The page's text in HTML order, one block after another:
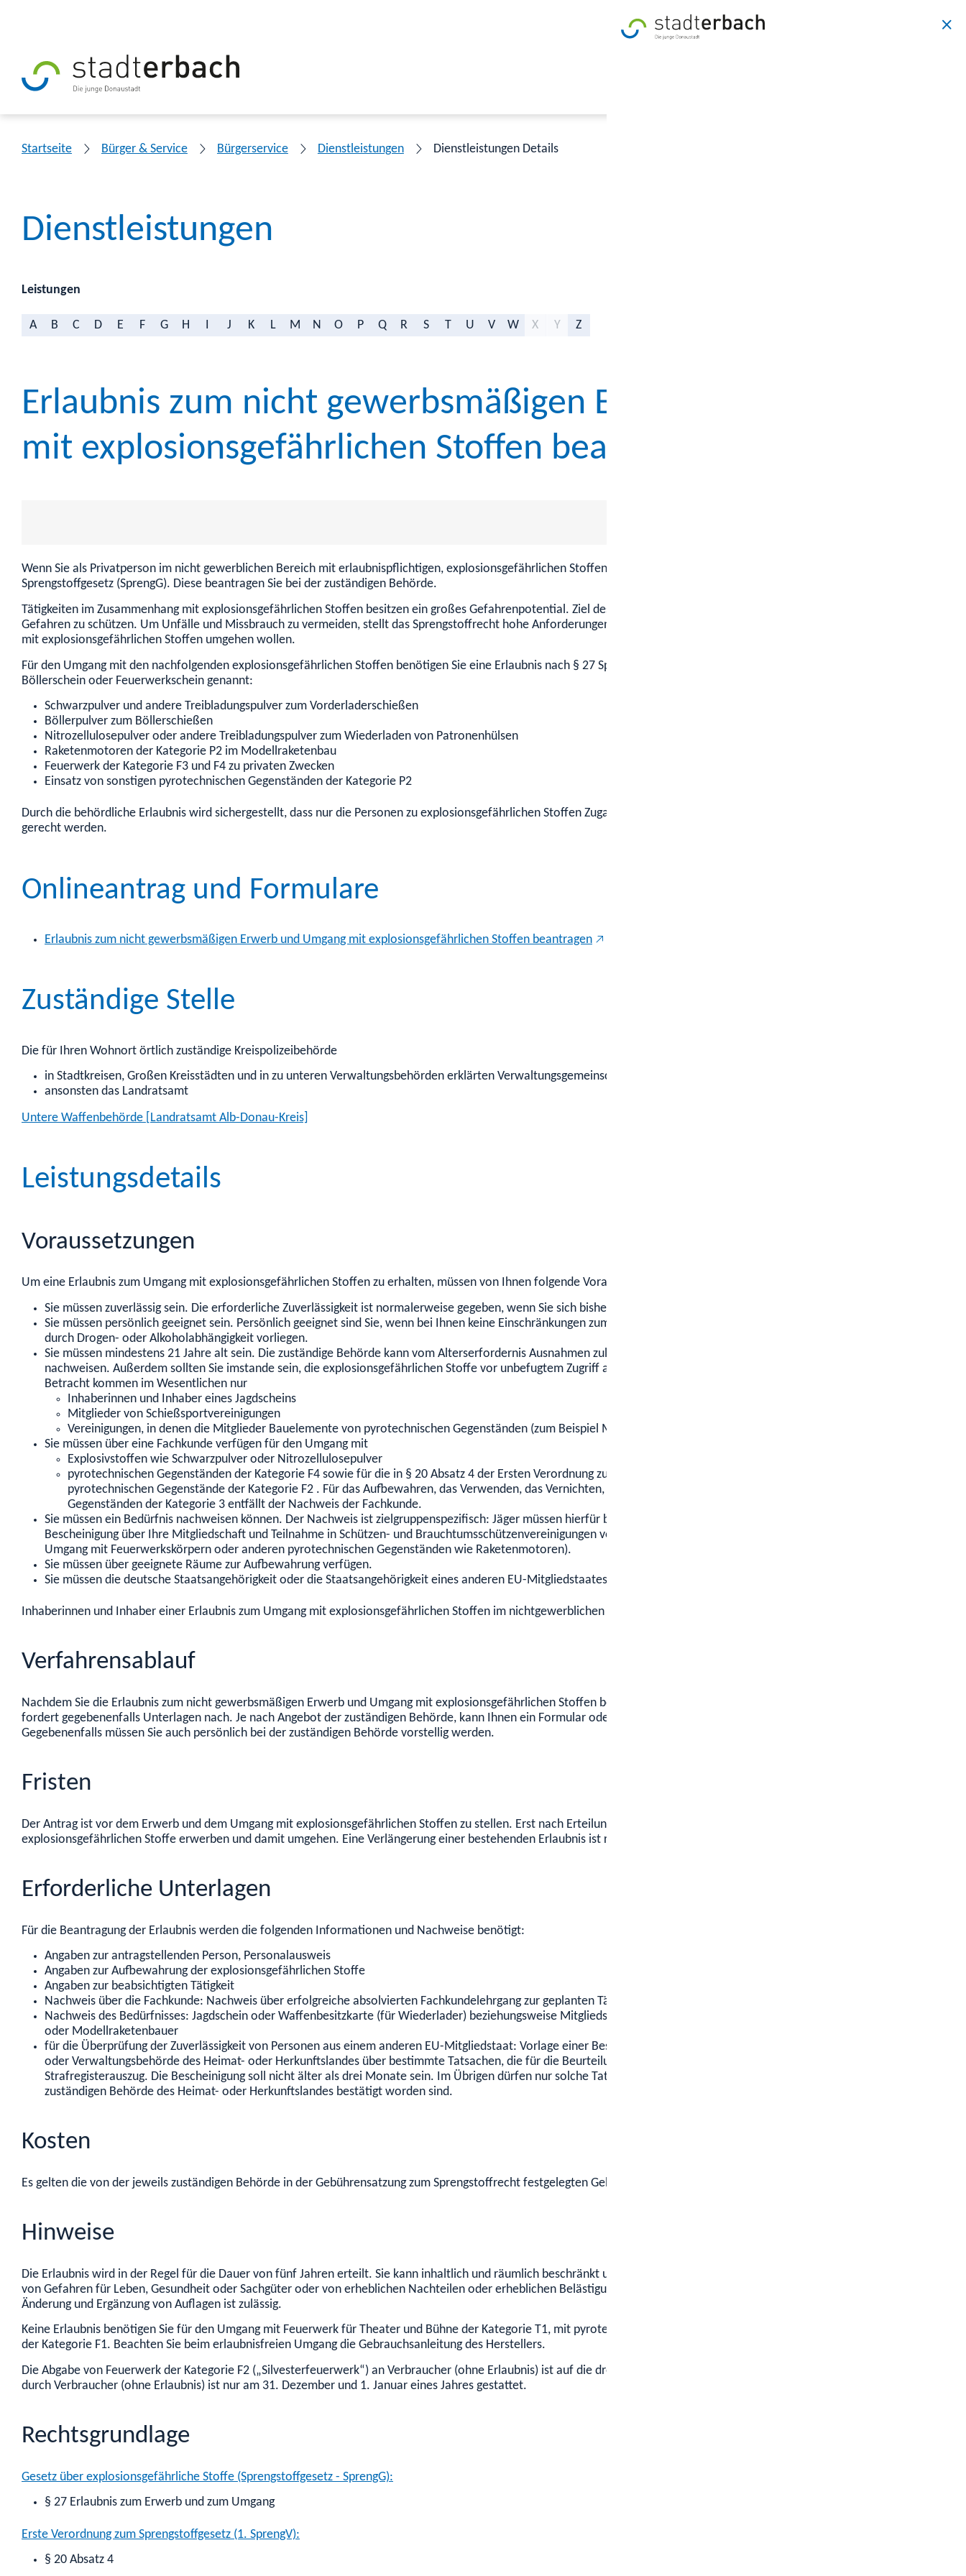
Startseite Bürger & Service Bürgerservice Dienstleistungen Dienstleistungen Details
Dienstleistungen
Leistungen
A B C D E F G H J K L M N O P Q R S T U V W X Y Z
Erlaubnis zum nicht gewerbsmäßigen Erwerb und Umgang
mit explosionsgefährlichen Stoffen beantragen
Wenn Sie als Privatperson im nicht gewerblichen Bereich mit erlaubnispflichtigen, explosionsgefährlichen Stoffen umgehen möchten, benötigen Sie eine Erlaubnis nach dem
Sprengstoffgesetz (SprengG). Diese beantragen Sie bei der zuständigen Behörde.
Tätigkeiten im Zusammenhang mit explosionsgefährlichen Stoffen besitzen ein großes Gefahrenpotential. Ziel des Sprengstoffgesetzes ist es, Menschen und Sachen vor diesen
Gefahren zu schützen. Um Unfälle und Missbrauch zu vermeiden, stellt das Sprengstoffrecht hohe Anforderungen an Eignung, Zuverlässigkeit und Fachkunde der Personen, die
mit explosionsgefährlichen Stoffen umgehen wollen.
Für den Umgang mit den nachfolgenden explosionsgefährlichen Stoffen benötigen Sie eine Erlaubnis nach § 27 SprengG . Sie wird umgangssprachlich auch Pulverschein,
Böllerschein oder Feuerwerkschein genannt:
Schwarzpulver und andere Treibladungspulver zum Vorderladerschießen
Böllerpulver zum Böllerschießen
Nitrozellulosepulver oder andere Treibladungspulver zum Wiederladen von Patronenhülsen
Raketenmotoren der Kategorie P2 im Modellraketenbau
Feuerwerk der Kategorie F3 und F4 zu privaten Zwecken
Einsatz von sonstigen pyrotechnischen Gegenständen der Kategorie P2
Durch die behördliche Erlaubnis wird sichergestellt, dass nur die Personen zu explosionsgefährlichen Stoffen Zugang erhalten, die den Anforderungen an einen sicheren Umgang
gerecht werden.
Onlineantrag und Formulare
Erlaubnis zum nicht gewerbsmäßigen Erwerb und Umgang mit explosionsgefährlichen Stoffen beantragen
Zuständige Stelle
Die für Ihren Wohnort örtlich zuständige Kreispolizeibehörde
in Stadtkreisen, Großen Kreisstädten und in zu unteren Verwaltungsbehörden erklärten Verwaltungsgemeinschaften: die Stadtverwaltung
ansonsten das Landratsamt
Untere Waffenbehörde [Landratsamt Alb-Donau-Kreis]
Leistungsdetails
Voraussetzungen
Um eine Erlaubnis zum Umgang mit explosionsgefährlichen Stoffen zu erhalten, müssen von Ihnen folgende Voraussetzungen erfüllt sein:
Sie müssen zuverlässig sein. Die erforderliche Zuverlässigkeit ist normalerweise gegeben, wenn Sie sich bisher gesetzestreu verhalten haben und nicht vorbestraft sind.
Sie müssen persönlich geeignet sein. Persönlich geeignet sind Sie, wenn bei Ihnen keine Einschränkungen zum Beispiel in der psychischen- und körperlichen Gesundheit oder
durch Drogen- oder Alkoholabhängigkeit vorliegen.
Sie müssen mindestens 21 Jahre alt sein. Die zuständige Behörde kann vom Alterserfordernis Ausnahmen zulassen. Hierfür müssen Sie die erforderliche Besonnenheit
nachweisen. Außerdem sollten Sie imstande sein, die explosionsgefährlichen Stoffe vor unbefugtem Zugriff auch durch Angehörige im eigenen Haushalt zu sichern. In
Betracht kommen im Wesentlichen nur
Inhaberinnen und Inhaber eines Jagdscheins
Mitglieder von Schießsportvereinigungen
Vereinigungen, in denen die Mitglieder Bauelemente von pyrotechnischen Gegenständen (zum Beispiel Modellraketen) zusammensetzen oder bearbeiten
Sie müssen über eine Fachkunde verfügen für den Umgang mit
Explosivstoffen wie Schwarzpulver oder Nitrozellulosepulver
pyrotechnischen Gegenständen der Kategorie F4 sowie für die in § 20 Absatz 4 der Ersten Verordnung zum Sprengstoffgesetz (1. SprengV) explizit aufgelisteten
pyrotechnischen Gegenstände der Kategorie F2 . Für das Aufbewahren, das Verwenden, das Vernichten, den Erwerb oder das Verbringen von pyrotechnischen
Gegenständen der Kategorie 3 entfällt der Nachweis der Fachkunde.
Sie müssen ein Bedürfnis nachweisen können. Der Nachweis ist zielgruppenspezifisch: Jäger müssen hierfür beispielsweise Ihren Jagdschein, Sport- und Böllerschützen eine
Bescheinigung über Ihre Mitgliedschaft und Teilnahme in Schützen- und Brauchtumsschützenvereinigungen vorlegen.(Der Bedürfnisnachweis entfällt bei der Erlaubnis zum
Umgang mit Feuerwerkskörpern oder anderen pyrotechnischen Gegenständen wie Raketenmotoren).
Sie müssen über geeignete Räume zur Aufbewahrung verfügen.
Sie müssen die deutsche Staatsangehörigkeit oder die Staatsangehörigkeit eines anderen EU-Mitgliedstaates besitzen.
Inhaberinnen und Inhaber einer Erlaubnis zum Umgang mit explosionsgefährlichen Stoffen im nichtgewerblichen Bereich können nur natürliche Personen sein.
Verfahrensablauf
Nachdem Sie die Erlaubnis zum nicht gewerbsmäßigen Erwerb und Umgang mit explosionsgefährlichen Stoffen beantragt haben, prüft die zuständige Behörde Ihren Antrag und
fordert gegebenenfalls Unterlagen nach. Je nach Angebot der zuständigen Behörde, kann Ihnen ein Formular oder ein Online-Prozess zur Verfügung gestellt werden.
Gegebenenfalls müssen Sie auch persönlich bei der zuständigen Behörde vorstellig werden.
Fristen
Der Antrag ist vor dem Erwerb und dem Umgang mit explosionsgefährlichen Stoffen zu stellen. Erst nach Erteilung der Erlaubnis dürfen Sie die in der Erlaubnis genannten
explosionsgefährlichen Stoffe erwerben und damit umgehen. Eine Verlängerung einer bestehenden Erlaubnis ist rechtzeitig vor dem Ablauf der Befristung zu beantragen.
Erforderliche Unterlagen
Für die Beantragung der Erlaubnis werden die folgenden Informationen und Nachweise benötigt:
Angaben zur antragstellenden Person, Personalausweis
Angaben zur Aufbewahrung der explosionsgefährlichen Stoffe
Angaben zur beabsichtigten Tätigkeit
Nachweis über die Fachkunde: Nachweis über erfolgreiche absolvierten Fachkundelehrgang zur geplanten Tätigkeit
Nachweis des Bedürfnisses: Jagdschein oder Waffenbesitzkarte (für Wiederlader) beziehungsweise Mitgliedsbescheinigung des Vereins für Böller- und Vorderladerschützen
oder Modellraketenbauer
für die Überprüfung der Zuverlässigkeit von Personen aus einem anderen EU-Mitgliedstaat: Vorlage einer Bescheinigung in beglaubigter Übersetzung der zuständigen Justiz-
oder Verwaltungsbehörde des Heimat- oder Herkunftslandes über bestimmte Tatsachen, die für die Beurteilung der Zuverlässigkeit erheblich sind. Zum Beispiel ein
Strafregisterauszug. Die Bescheinigung soll nicht älter als drei Monate sein. Im Übrigen dürfen nur solche Tatsachen als nachgewiesen angesehen werden, die von der
zuständigen Behörde des Heimat- oder Herkunftslandes bestätigt worden sind.
Kosten
Es gelten die von der jeweils zuständigen Behörde in der Gebührensatzung zum Sprengstoffrecht festgelegten Gebührensätze.
Hinweise
Die Erlaubnis wird in der Regel für die Dauer von fünf Jahren erteilt. Sie kann inhaltlich und räumlich beschränkt und mit Auflagen verbunden werden, soweit dies zur Verhütung
von Gefahren für Leben, Gesundheit oder Sachgüter oder von erheblichen Nachteilen oder erheblichen Belästigungen für Dritte erforderlich ist. Die nachträgliche Beifügung,
Änderung und Ergänzung von Auflagen ist zulässig.
Keine Erlaubnis benötigen Sie für den Umgang mit Feuerwerk für Theater und Bühne der Kategorie T1, mit pyrotechnischen Gegenständen der Kategorie P1 und für Feuerwerk
der Kategorie F1. Beachten Sie beim erlaubnisfreien Umgang die Gebrauchsanleitung des Herstellers.
Die Abgabe von Feuerwerk der Kategorie F2 („Silvesterfeuerwerk“) an Verbraucher (ohne Erlaubnis) ist auf die drei letzten Werktage eines Jahres beschränkt. Die Verwendung
durch Verbraucher (ohne Erlaubnis) ist nur am 31. Dezember und 1. Januar eines Jahres gestattet.
Rechtsgrundlage
Gesetz über explosionsgefährliche Stoffe (Sprengstoffgesetz - SprengG):
§ 27 Erlaubnis zum Erwerb und zum Umgang
Erste Verordnung zum Sprengstoffgesetz (1. SprengV):
§ 20 Absatz 4